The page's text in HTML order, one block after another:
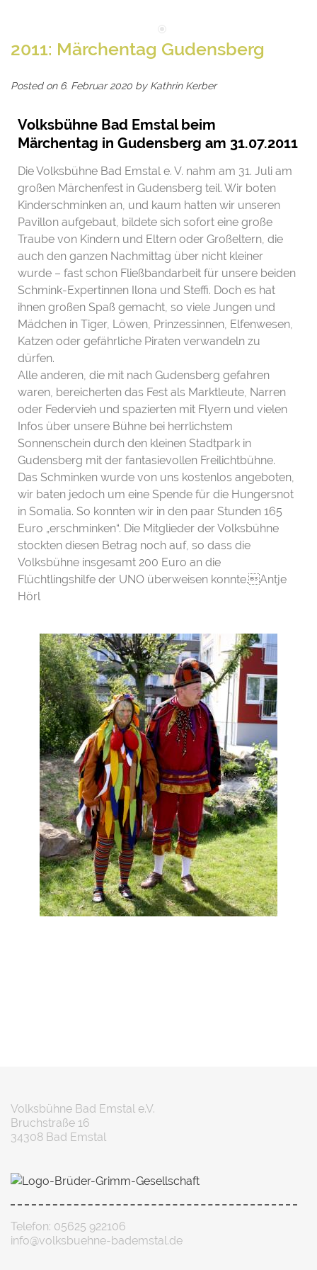
2011: Märchentag Gudensberg
Posted on 6. Februar 2020 by Kathrin Kerber
Volksbühne Bad Emstal beim
Märchentag in Gudensberg am 31.07.2011
Die Volksbühne Bad Emstal e. V. nahm am 31. Juli am
großen Märchenfest in Gudensberg teil. Wir boten
Kinderschminken an, und kaum hatten wir unseren
Pavillon aufgebaut, bildete sich sofort eine große
Traube von Kindern und Eltern oder Großeltern, die
auch den ganzen Nachmittag über nicht kleiner
wurde – fast schon Fließbandarbeit für unsere beiden
Schmink-Expertinnen Ilona und Steffi. Doch es hat
ihnen großen Spaß gemacht, so viele Jungen und
Mädchen in Tiger, Löwen, Prinzessinnen, Elfenwesen,
Katzen oder gefährliche Piraten verwandeln zu
dürfen.
Alle anderen, die mit nach Gudensberg gefahren
waren, bereicherten das Fest als Marktleute, Narren
oder Federvieh und spazierten mit Flyern und vielen
Infos über unsere Bühne bei herrlichstem
Sonnenschein durch den kleinen Stadtpark in
Gudensberg mit der fantasievollen Freilichtbühne.
Das Schminken wurde von uns kostenlos angeboten,
wir baten jedoch um eine Spende für die Hungersnot
in Somalia. So konnten wir in den paar Stunden 165
Euro „erschminken“. Die Mitglieder der Volksbühne
stockten diesen Betrag noch auf, so dass die
Volksbühne insgesamt 200 Euro an die
Flüchtlingshilfe der UNO überweisen konnte.Antje
Hörl
Volksbühne Bad Emstal e.V.
Bruchstraße 16
34308 Bad Emstal
Telefon: 05625 922106
info@volksbuehne-bademstal.de